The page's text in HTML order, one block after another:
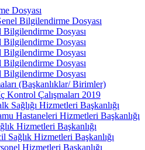
Dosyası
Bilgilendirme Dosyası
Bilgilendirme Dosyası
Bilgilendirme Dosyası
Bilgilendirme Dosyası
Bilgilendirme Dosyası
Bilgilendirme Dosyası
(Başkanlıklar/ Birimler)
Kontrol Çalışmaları 2019
Sağlığı Hizmetleri Başkanlığı
Hastaneleri Hizmetleri Başkanlığı
Hizmetleri Başkanlığı
Sağlık Hizmetleri Başkanlığı
Hizmetleri Başkanlığı